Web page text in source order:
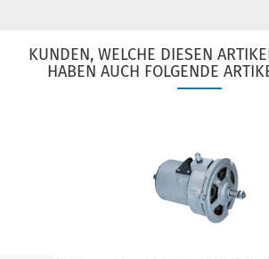
KUNDEN, WELCHE DIESEN
HABEN AUCH FOLGENDE